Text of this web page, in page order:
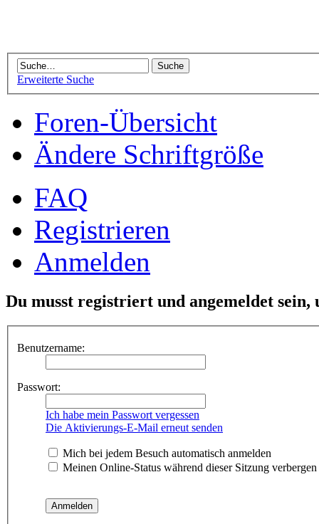
Erweiterte Suche
Foren-Übersicht
Ändere Schriftgröße
FAQ
Registrieren
Anmelden
Du musst registriert und angemeldet
Benutzername:
Passwort:
Ich habe mein Passwort vergessen
Die Aktivierungs-E-Mail erneut senden
Mich bei jedem Besuch automatisch anmelden
Meinen Online-Status während dieser Sitzung verbergen